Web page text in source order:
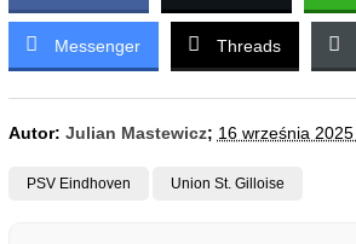
Messenger Threads
Autor: Julian Mastewicz; 16 września 2025
PSV Eindhoven Union St. Gilloise